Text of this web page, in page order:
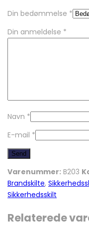
Din bedømmelse *
Din anmeldelse *
Navn *
E-mail *
Varenummer: B203
Brandskilte,
Sikkerhedsskilt
Relaterede